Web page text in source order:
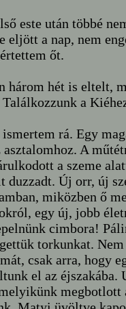
este után többé
eljött a nap, nem
őt.
három hét is eltelt,
a
rá. Egy
asztalomhoz. A
a szeme
duzzadt. Új orr, új
miközben ő
egy új, jobb
cimbora!
torkunkat.
csak arra, hogy
el az éjszakába.
megbotlott